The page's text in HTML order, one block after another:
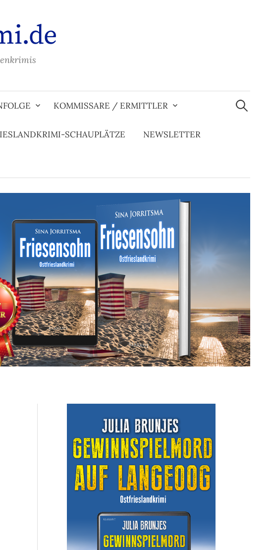
KOMMISSARE / ERMITTLER
SCHAUPLÄTZE NEWSLETTER
Suchen
nach: